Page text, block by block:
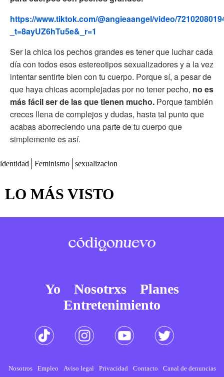
https://www.tiktok.com/@angieaangel/video/
_t=8ayUZ6hTu5e&_r=1
Ser la chica los pechos grandes es tener que luchar cada
día con todos esos estereotipos sexualizadores y a la vez
intentar sentirte bien con tu cuerpo. Porque sí, a pesar de
que haya chicas acomplejadas por no tener pecho, no es
más fácil ser de las que tienen mucho. Porque también
creces llena de complejos y dudas, hasta tal punto que
acabas aborreciendo una parte de tu cuerpo que
simplemente es así.
identidad Feminismo sexualizacion
LO MÁS VISTO
Yo Nosotrxs
Planes
Entretenimiento
Nosotros Empleo Aviso legal Privacidad Contacto Canal de denuncias